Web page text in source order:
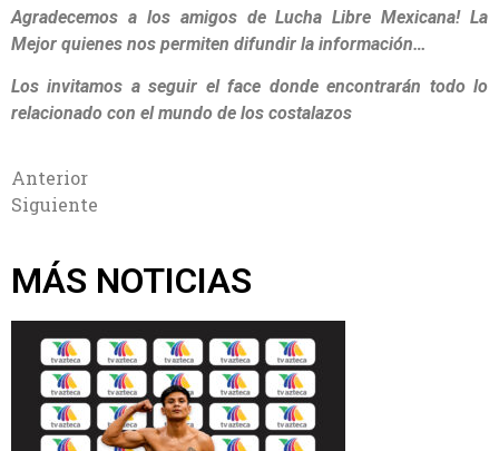
Agradecemos a los amigos de Lucha Libre Mexicana! La
Mejor quienes nos permiten difundir la información…
Los invitamos a seguir el face donde encontrarán todo lo
relacionado con el mundo de los costalazos
Anterior
Siguiente
MÁS NOTICIAS